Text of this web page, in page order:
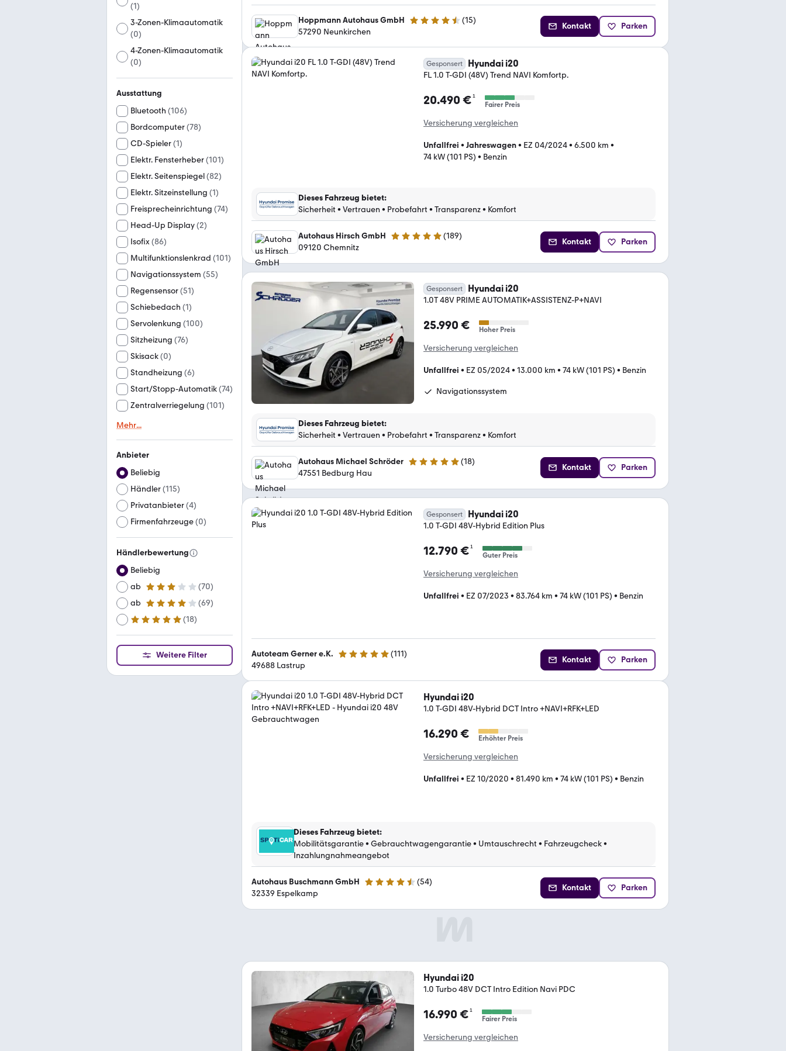
(1)
3-Zonen-Klimaautomatik
(0)
4-Zonen-Klimaautomatik
(0)
Ausstattung
Bluetooth (106)
Bordcomputer(78)
CD-Spieler(1)
Elektr. Fensterheber(101)
Elektr. Seitenspiegel(82)
Elektr. Sitzeinstellung (1)
Freisprecheinrichtung (74)
Head-Up Display(2)
Isofix(86)
Multifunktionslenkrad (101)
Navigationssystem (55)
Regensensor(51)
Schiebedach (1)
Servolenkung (100)
Sitzheizung (76)
Skisack(0)
Standheizung (6)
Start/Stopp-Automatik(74)
Zentralverriegelung (101)
Mehr...
Anbieter
Beliebig
Händler(115)
Privatanbieter(4)
Firmenfahrzeuge(0)
Händlerbewertung
Beliebig
ab
3 Sterne (70)
ab
4 Sterne (69)
ab
5 Sterne (18)
Weitere Filter
Hoppmann Autohaus GmbH 4.5 Sterne (15)
57290 Neunkirchen
Kontakt Parken
Gesponsert Hyundai i20
FL 1.0 T-GDI (48V) Trend NAVI Komfortp.
20.490 €¹
Fairer Preis
Versicherung vergleichen
Unfallfrei • Jahreswagen• EZ 04/2024• 6.500 km •
74 kW (101 PS) • Benzin
Dieses Fahrzeug bietet:
Sicherheit • Vertrauen • Probefahrt • Transparenz• Komfort
Autohaus Hirsch GmbH 4.8 Sterne (189)
09120 Chemnitz
Kontakt Parken
Gesponsert Hyundai i20
1.0T 48V PRIME AUTOMATIK+ASSISTENZ-P+NAVI
25.990 € Hoher Preis
Versicherung vergleichen
Unfallfrei • EZ 05/2024• 13.000 km • 74 kW (101 PS) • Benzin
Navigationssystem
Dieses Fahrzeug bietet:
Sicherheit • Vertrauen • Probefahrt • Transparenz• Komfort
Autohaus Michael Schröder 5 Sterne (18)
47551 Bedburg Hau
Kontakt Parken
Gesponsert Hyundai i20
1.0 T-GDI 48V-Hybrid Edition Plus
12.790 €¹
Guter Preis
Versicherung vergleichen
Unfallfrei • EZ 07/2023 • 83.764 km • 74 kW (101 PS) • Benzin
Autoteam Gerner e.K. 4.9 Sterne (111)
49688 Lastrup
Kontakt Parken
Hyundai i20
1.0 T-GDI 48V-Hybrid DCT Intro +NAVI+RFK+LED
16.290 € Erhöhter Preis
Versicherung vergleichen
Unfallfrei • EZ 10/2020 • 81.490 km • 74 kW (101 PS) • Benzin
Dieses Fahrzeug bietet:
Mobilitätsgarantie• Gebrauchtwagengarantie• Umtauschrecht • Fahrzeugcheck•
Inzahlungnahmeangebot
Autohaus Buschmann GmbH 4.6 Sterne (54)
32339 Espelkamp
Kontakt Parken
Hyundai i20
1.0 Turbo 48V DCT Intro Edition Navi PDC
16.990 €¹
Fairer Preis
Versicherung vergleichen